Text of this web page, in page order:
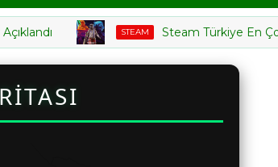
STEAM Steam Türkiye En Çok